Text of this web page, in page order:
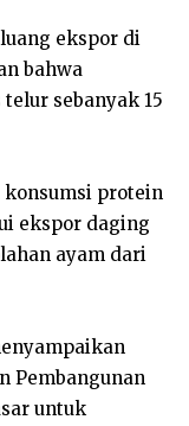
ekspor di
bahwa
sebanyak 15
konsumsi protein
ekspor daging
ayam dari
Pembangunan
untuk